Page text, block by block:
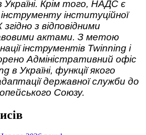
Крім того, НАДС є
інституційної
з відповідними
актами. З метою
інструментів Twinning і
Адміністративний офіс
в Україні, функції якого
державної служби до
Союзу.